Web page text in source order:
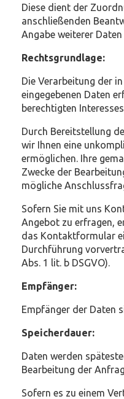
Diese dient der
anschließenden
Angabe weiterer
Rechtsgrundlage:
Die Verarbeitung der
eingegebenen Daten
berechtigten
Durch Bereitstellung
wir Ihnen eine
ermöglichen. Ihre
Zwecke der
mögliche
Sofern Sie mit uns
Angebot zu erfragen,
das Kontaktformular
Durchführung
Abs. 1 lit. b DSGVO).
Empfänger:
Empfänger der Daten
Speicherdauer:
Daten werden
Bearbeitung der
Sofern es zu einem